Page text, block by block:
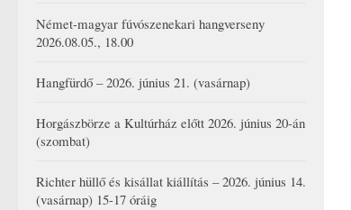
Német-magyar fúvószenekari hangverseny
2026.08.05., 18.00
Hangfürdő – 2026. június 21. (vasárnap)
Horgászbörze a Kultúrház előtt 2026. június 20-án
(szombat)
Richter hüllő és kisállat kiállítás – 2026. június 14.
(vasárnap) 15-17 óráig